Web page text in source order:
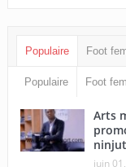
Populaire Foot
Populaire Foot
Arts
juin